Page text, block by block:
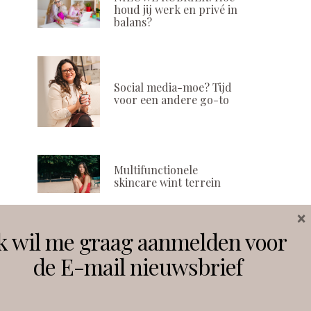
houd jij werk en privé in
balans?
Social media-moe? Tijd
voor een andere go-to
Multifunctionele
skincare wint terrein
Volg ons
wil me graag aanmelden voor
de E-mail nieuwsbrief
×